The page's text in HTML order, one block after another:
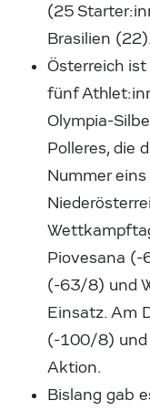
(25
Brasilien
Österreich
fünf
Olympia-
Polleres, die
Nummer
Piovesana (-
(-63/8) und
Einsatz. Am
(-100/8) und
Aktion.
Bislang gab